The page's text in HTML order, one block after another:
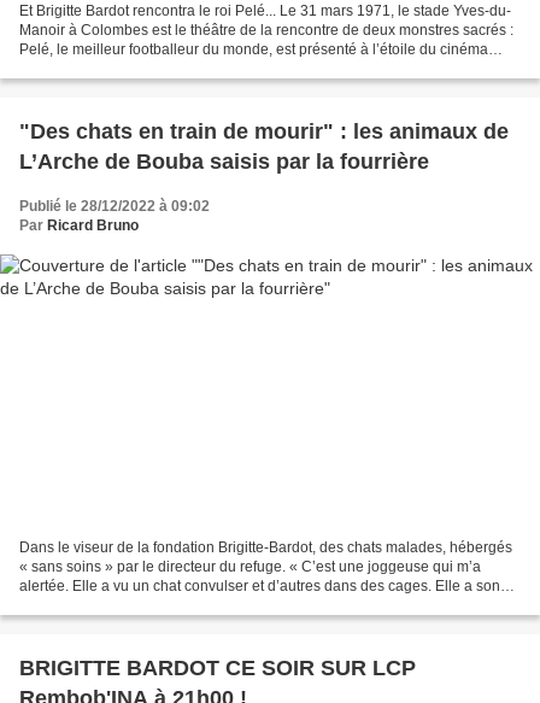
Et Brigitte Bardot rencontra le roi Pelé... Le 31 mars 1971, le stade Yves-du-
Manoir à Colombes est le théâtre de la rencontre de deux monstres sacrés :
Pelé, le meilleur footballeur du monde, est présenté à l’étoile du cinéma
"Des chats en train de mourir" : les animaux de
L’Arche de Bouba saisis par la fourrière
Publié le 28/12/2022 à 09:02
Par Ricard Bruno
Dans le viseur de la fondation Brigitte-Bardot, des chats malades, hébergés
« sans soins » par le directeur du refuge. « C’est une joggeuse qui m’a
alertée. Elle a vu un chat convulser et d’autres dans des cages. Elle a sonné
BRIGITTE BARDOT CE SOIR SUR LCP